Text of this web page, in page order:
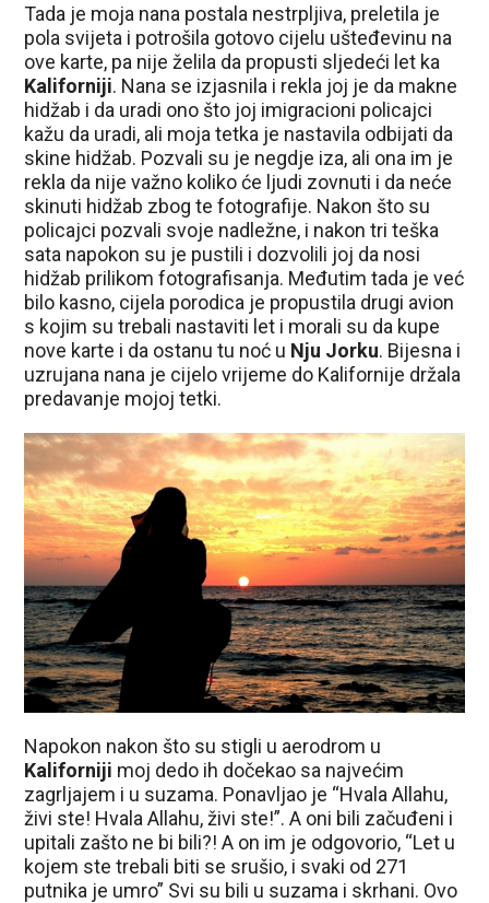
Tada je moja nana postala nestrpljiva, preletila je
pola svijeta i potrošila gotovo cijelu ušteđevinu na
ove karte, pa nije želila da propusti sljedeći let ka
Kaliforniji. Nana se izjasnila i rekla joj je da makne
hidžab i da uradi ono što joj imigracioni policajci
kažu da uradi, ali moja tetka je nastavila odbijati da
skine hidžab. Pozvali su je negdje iza, ali ona im je
rekla da nije važno koliko će ljudi zovnuti i da neće
skinuti hidžab zbog te fotografije. Nakon što su
policajci pozvali svoje nadležne, i nakon tri teška
sata napokon su je pustili i dozvolili joj da nosi
hidžab prilikom fotografisanja. Međutim tada je već
bilo kasno, cijela porodica je propustila drugi avion
s kojim su trebali nastaviti let i morali su da kupe
nove karte i da ostanu tu noć u Nju Jorku. Bijesna i
uzrujana nana je cijelo vrijeme do Kalifornije držala
predavanje mojoj tetki.
Napokon nakon što su stigli u aerodrom u
Kaliforniji moj dedo ih dočekao sa najvećim
zagrljajem i u suzama. Ponavljao je “Hvala Allahu,
živi ste! Hvala Allahu, živi ste!”. A oni bili začuđeni i
upitali zašto ne bi bili?! A on im je odgovorio, “Let u
kojem ste trebali biti se srušio, i svaki od 271
putnika je umro” Svi su bili u suzama i skrhani. Ovo